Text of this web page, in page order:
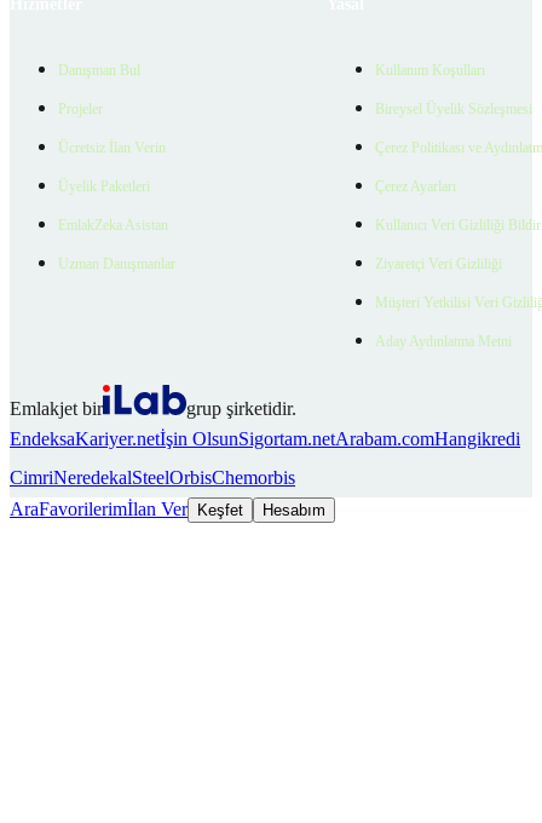
Danışman Bul
Projeler
Ücretsiz İlan Verin
Üyelik Paketleri
EmlakZeka Asistan
Uzman Danışmanlar
Kullanım Koşulları
Bireysel Üyelik Sözleşmesi
Çerez Politikası ve
Çerez Ayarları
Kullanıcı Veri Gizliliği
Ziyaretçi Veri Gizliliği
Müşteri Yetkilisi Veri
Aday Aydınlatma Metni
Emlakjet bir
grup şirketidir.
EndeksaKariyer.netİşin OlsunSigortam.netArabam.comHangikredi
CimriNeredekalSteelOrbisChemorbis
AraFavorilerimİlan Ver Keşfet Hesabım